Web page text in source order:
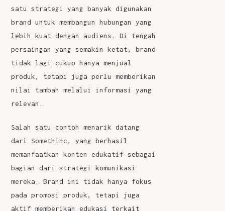
satu strategi yang banyak digunakan
brand untuk membangun hubungan yang
lebih kuat dengan audiens. Di tengah
persaingan yang semakin ketat, brand
tidak lagi cukup hanya menjual
produk, tetapi juga perlu memberikan
nilai tambah melalui informasi yang
relevan.
Salah satu contoh menarik datang
dari Somethinc, yang berhasil
memanfaatkan konten edukatif sebagai
bagian dari strategi komunikasi
mereka. Brand ini tidak hanya fokus
pada promosi produk, tetapi juga
aktif memberikan edukasi terkait